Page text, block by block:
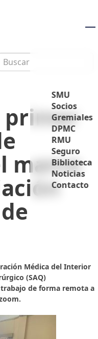
SMU
Socios
Gremiales
DPMC
RMU
Seguro
Biblioteca
Noticias
Contacto
primer
marco
Médica del Interior
(SAQ)
de forma remota a